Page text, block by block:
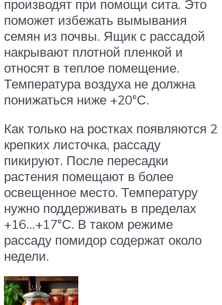
производят при помощи сита. Это
поможет избежать вымывания
семян из почвы. Ящик с рассадой
накрывают плотной пленкой и
относят в теплое помещение.
Температура воздуха не должна
понижаться ниже +20°С.
Как только на ростках появляются 2
крепких листочка, рассаду
пикируют. После пересадки
растения помещают в более
освещенное место. Температуру
нужно поддерживать в пределах
+16…+17°С. В таком режиме
рассаду помидор содержат около
недели.